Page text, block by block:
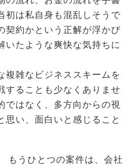
初は私自身も混乱しそうで
契約かという正解が浮かび
いたような爽快な気持ちに
複雑なビジネススキームを
することも少なくありませ
ではなく、多方向からの視
思い、面白いと感じること
もうひとつの案件は、会社